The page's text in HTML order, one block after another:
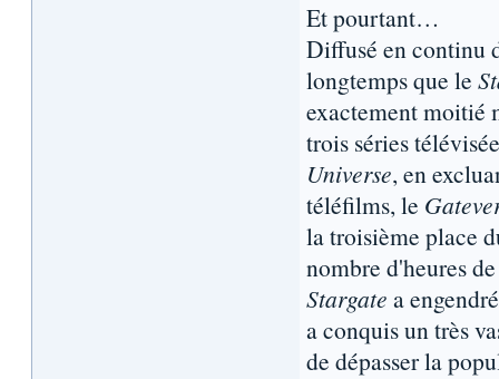
Et pourtant…
Diffusé en continu
longtemps que le
exactement moitié
trois séries
Universe, en
téléfilms, le
la troisième place
nombre d'heures
Stargate a
a conquis un très
de dépasser la